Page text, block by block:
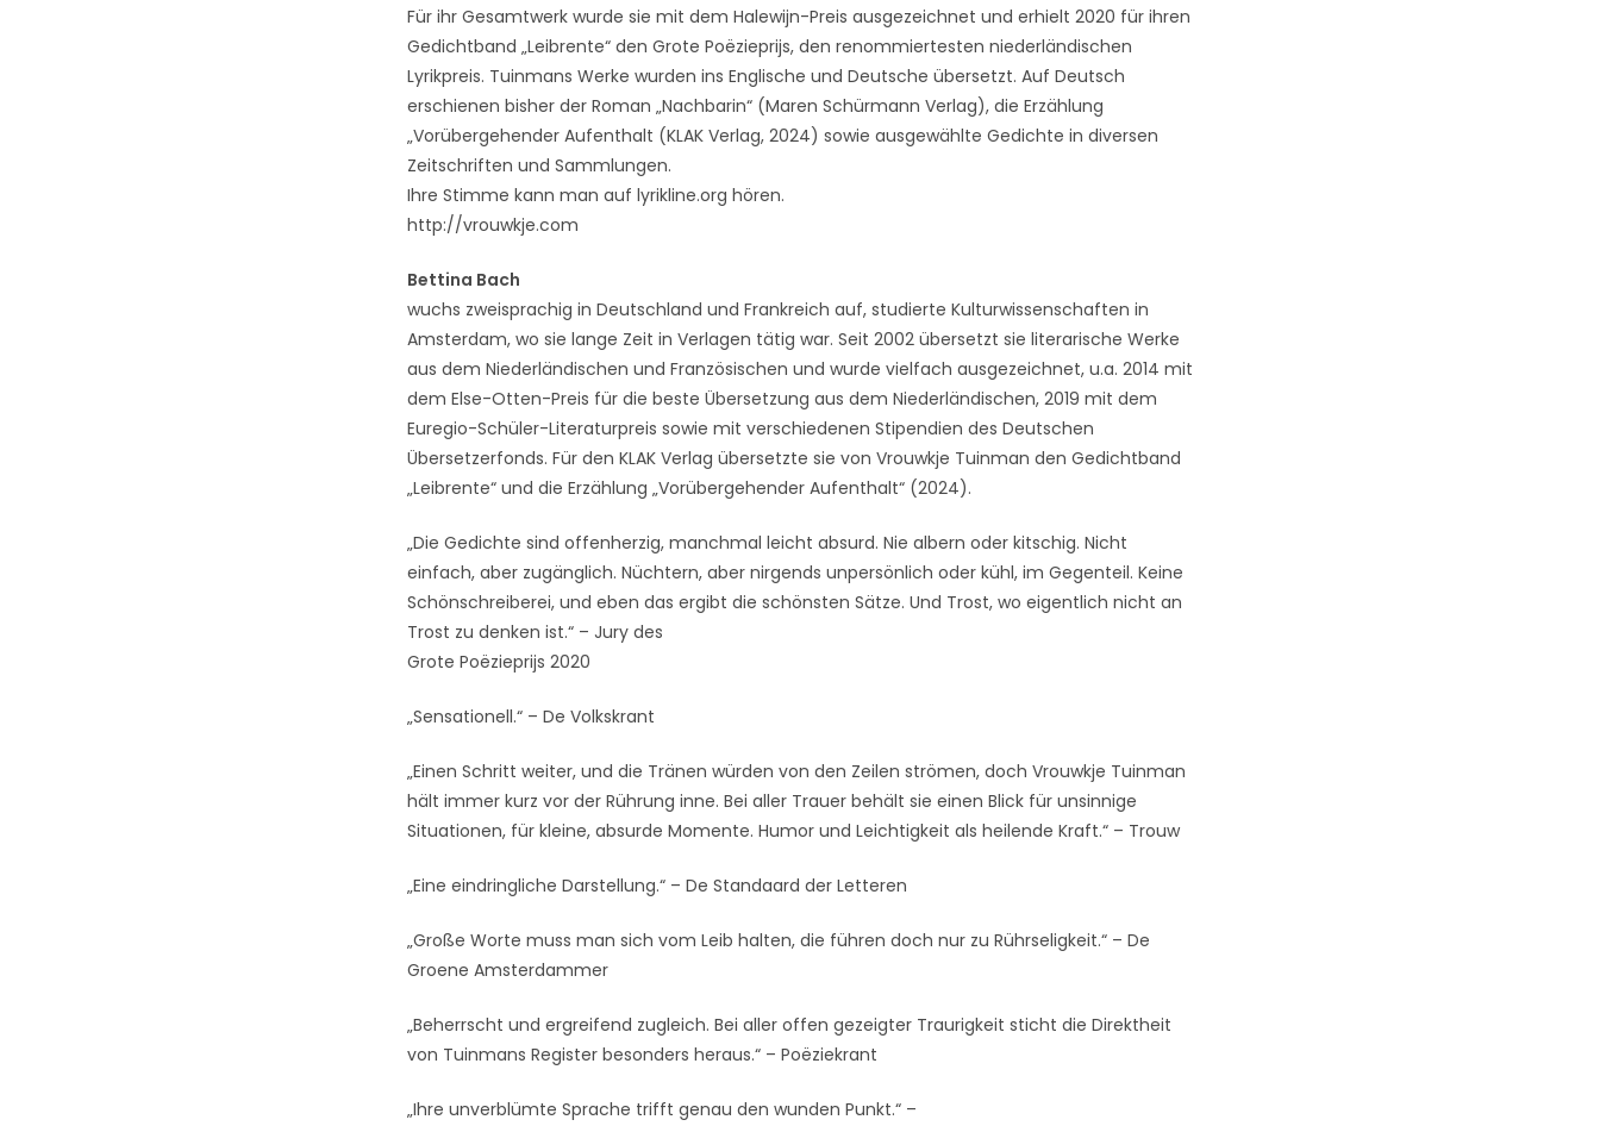
Für ihr Gesamtwerk wurde sie mit dem Halewijn-Preis ausgezeichnet und erhielt 2020 für ihren
Gedichtband „Leibrente“ den Grote Poëzieprijs, den renommiertesten niederländischen
Lyrikpreis. Tuinmans Werke wurden ins Englische und Deutsche übersetzt. Auf Deutsch
erschienen bisher der Roman „Nachbarin“ (Maren Schürmann Verlag), die Erzählung
„Vorübergehender Aufenthalt (KLAK Verlag, 2024) sowie ausgewählte Gedichte in diversen
Zeitschriften und Sammlungen.
Ihre Stimme kann man auf lyrikline.org hören.
http://vrouwkje.com
Bettina Bach
wuchs zweisprachig in Deutschland und Frankreich auf, studierte Kulturwissenschaften in
Amsterdam, wo sie lange Zeit in Verlagen tätig war. Seit 2002 übersetzt sie literarische Werke
aus dem Niederländischen und Französischen und wurde vielfach ausgezeichnet, u.a. 2014 mit
dem Else-Otten-Preis für die beste Übersetzung aus dem Niederländischen, 2019 mit dem
Euregio-Schüler-Literaturpreis sowie mit verschiedenen Stipendien des Deutschen
Übersetzerfonds. Für den KLAK Verlag übersetzte sie von Vrouwkje Tuinman den Gedichtband
„Leibrente“ und die Erzählung „Vorübergehender Aufenthalt“ (2024).
„Die Gedichte sind offenherzig, manchmal leicht absurd. Nie albern oder kitschig. Nicht
einfach, aber zugänglich. Nüchtern, aber nirgends unpersönlich oder kühl, im Gegenteil. Keine
Schönschreiberei, und eben das ergibt die schönsten Sätze. Und Trost, wo eigentlich nicht an
Trost zu denken ist.“ – Jury des
Grote Poëzieprijs 2020
„Sensationell.“ – De Volkskrant
„Einen Schritt weiter, und die Tränen würden von den Zeilen strömen, doch Vrouwkje Tuinman
hält immer kurz vor der Rührung inne. Bei aller Trauer behält sie einen Blick für unsinnige
Situationen, für kleine, absurde Momente. Humor und Leichtigkeit als heilende Kraft.“ – Trouw
„Eine eindringliche Darstellung.“ – De Standaard der Letteren
„Große Worte muss man sich vom Leib halten, die führen doch nur zu Rührseligkeit.“ – De
Groene Amsterdammer
„Beherrscht und ergreifend zugleich. Bei aller offen gezeigter Traurigkeit sticht die Direktheit
von Tuinmans Register besonders heraus.“ – Poëziekrant
„Ihre unverblümte Sprache trifft genau den wunden Punkt.“ –